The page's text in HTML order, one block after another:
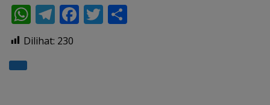
W
h
at
T
el
e
F T
Dilihat: 230